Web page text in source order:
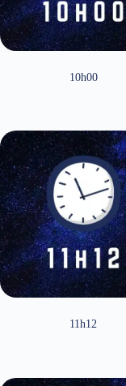
10h00
11h12